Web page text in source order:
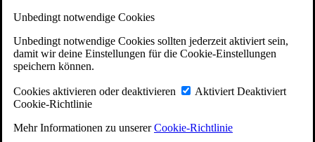
Unbedingt notwendige Cookies
Unbedingt notwendige Cookies sollten jederzeit aktiviert sein,
damit wir deine Einstellungen für die Cookie-Einstellungen
speichern können.
Cookies aktivieren oder deaktivieren Aktiviert Deaktiviert
Cookie-Richtlinie
Mehr Informationen zu unsererCookie-Richtlinie